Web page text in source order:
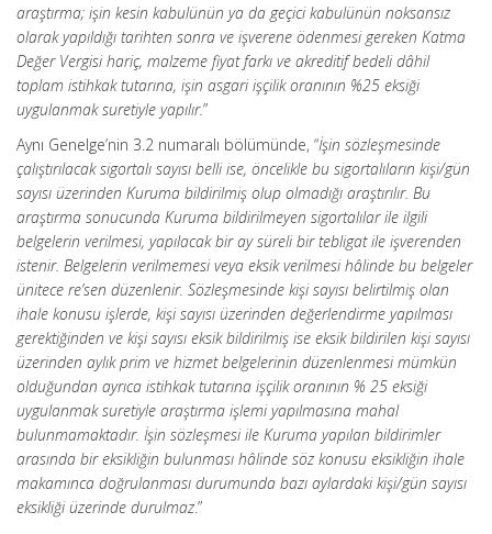
araştırma; işin kesin kabulünün ya da geçici kabulünün noksansız
olarak yapıldığı tarihten sonra ve işverene ödenmesi gereken Katma
Değer Vergisi hariç, malzeme fiyat farkı ve akreditif bedeli dâhil
toplam istihkak tutarına, işin asgari işçilik oranının %25 eksiği
uygulanmak suretiyle yapılır.”
Aynı Genelge’nin 3.2 numaralı bölümünde, “İşin sözleşmesinde
çalıştırılacak sigortalı sayısı belli ise, öncelikle bu sigortalıların kişi/gün
sayısı üzerinden Kuruma bildirilmiş olup olmadığı araştırılır. Bu
araştırma sonucunda Kuruma bildirilmeyen sigortalılar ile ilgili
belgelerin verilmesi, yapılacak bir ay süreli bir tebligat ile işverenden
istenir. Belgelerin verilmemesi veya eksik verilmesi hâlinde bu belgeler
ünitece re’sen düzenlenir. Sözleşmesinde kişi sayısı belirtilmiş olan
ihale konusu işlerde, kişi sayısı üzerinden değerlendirme yapılması
gerektiğinden ve kişi sayısı eksik bildirilmiş ise eksik bildirilen kişi sayısı
üzerinden aylık prim ve hizmet belgelerinin düzenlenmesi mümkün
olduğundan ayrıca istihkak tutarına işçilik oranının % 25 eksiği
uygulanmak suretiyle araştırma işlemi yapılmasına mahal
bulunmamaktadır. İşin sözleşmesi ile Kuruma yapılan bildirimler
arasında bir eksikliğin bulunması hâlinde söz konusu eksikliğin ihale
makamınca doğrulanması durumunda bazı aylardaki kişi/gün sayısı
eksikliği üzerinde durulmaz.”